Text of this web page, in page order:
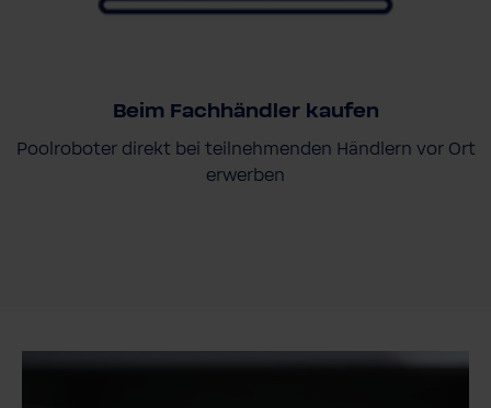
Beim Fachhändler kaufen
Poolroboter direkt bei teilnehmenden Händlern vor Ort
erwerben